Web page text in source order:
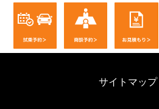
サイトマップ